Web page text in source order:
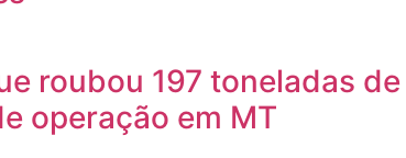
roubou 197 toneladas de
operação em MT